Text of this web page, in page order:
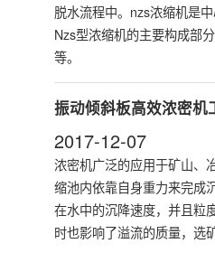
脱水流程中。nzs浓缩机是
Nzs型浓缩机的主要构成部
等。
振动倾斜板高效浓密机
2017-12-07
浓密机广泛的应用于矿山、
缩池内依靠自身重力来完成
在水中的沉降速度，并且粒
时也影响了溢流的质量，选